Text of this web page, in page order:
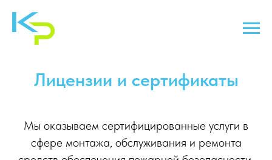
Лицензии и сертификаты
Мы оказываем сертифицированные услуги в
сфере монтажа, обслуживания и ремонта